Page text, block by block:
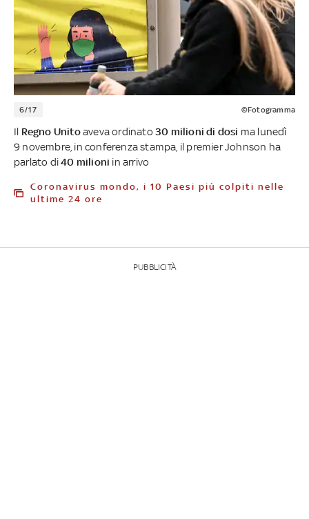
6/17 ©Fotogramma
Il Regno Unitoaveva ordinato30 milioni di dosi ma lunedì
9 novembre, in conferenza stampa, il premier Johnson ha
parlato di40 milioni in arrivo
Coronavirus mondo, i 10 Paesi più colpiti nelle
ultime 24 ore
PUBBLICITÀ